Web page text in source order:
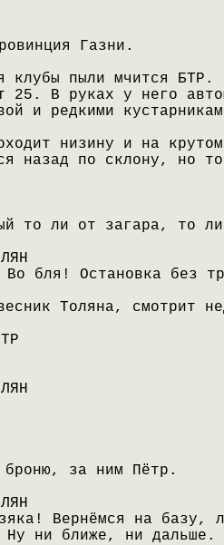
Газни.
клубы пыли мчится
25. В руках у него
и редкими
низину и на
назад по склону, но
то ли от загара, то
бля! Остановка без
Толяна, смотрит
броню, за ним Пётр.
Вернёмся на базу,
Ну ни ближе, ни дальше.